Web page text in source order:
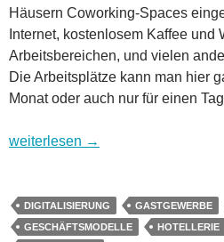
Häusern Coworking-Spaces
Internet, kostenlosem Kaffee und
Arbeitsbereichen, und vielen
Die Arbeitsplätze kann man hier
Monat oder auch nur für einen
Wohin geht es in Digitalien?
weiterlesen →
DIGITALISIERUNG GASTGEWERBE
GESCHÄFTSMODELLE
HOTELLERIE